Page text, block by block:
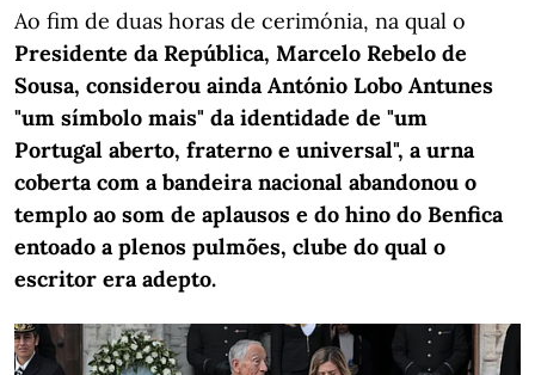
Ao fim de duas horas de cerimónia, na qual o
Presidente da República, Marcelo Rebelo de
Sousa, considerou ainda António Lobo Antunes
"um símbolo mais" da identidade de "um
Portugal aberto, fraterno e universal", a urna
coberta com a bandeira nacional abandonou o
templo ao som de aplausos e do hino do Benfica
entoado a plenos pulmões, clube do qual o
escritor era adepto.